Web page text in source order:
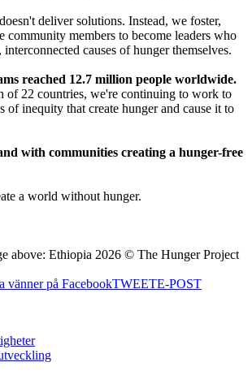
deliver solutions. Instead, we foster,
community members to become leaders who
causes of hunger themselves.
reached 12.7 million people worldwide.
of 22 countries, we're continuing to work to
of inequity that create hunger and cause it to
with communities creating a hunger-free
a world without hunger.
above: Ethiopia 2026 © The Hunger Project
vänner på FacebookTWEETE-POST